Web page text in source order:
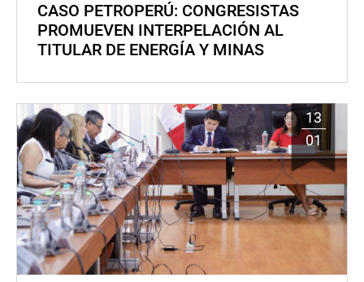
CASO PETROPERÚ: CONGRESISTAS
PROMUEVEN INTERPELACIÓN AL
TITULAR DE ENERGÍA Y MINAS
13
01